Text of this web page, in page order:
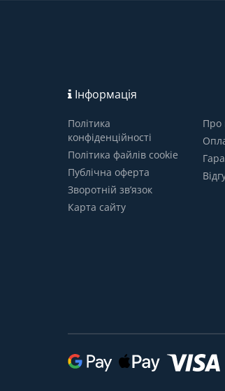
Інформація
Політика
конфіденційності
Політика файлів cookie
Публічна оферта
Зворотній зв’язок
Карта сайту
Про